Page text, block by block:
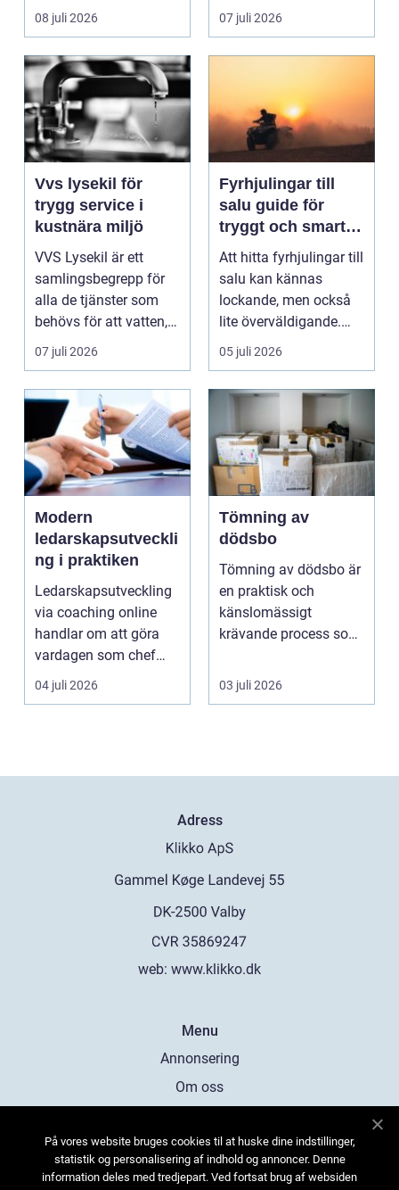
08 juli 2026
ladda hemma på ett
säk...
07 juli 2026
Vvs lysekil för
trygg service i
kustnära miljö
VVS Lysekil är ett
samlingsbegrepp för
alla de tjänster som
behövs för att vatten,
värme och avlopp ...
07 juli 2026
Fyrhjulingar till
salu guide för
tryggt och smart
köp
Att hitta fyrhjulingar till
salu kan kännas
lockande, men också
lite överväldigande.
Utbudet är stor...
05 juli 2026
Modern
ledarskapsutveckli
ng i praktiken
Ledarskapsutveckling
via coaching online
handlar om att göra
vardagen som chef
både mer h...
04 juli 2026
Tömning av
dödsbo
Tömning av dödsbo är
en praktisk och
känslomässigt
krävande process som
gång ell...
03 juli 2026
Adress
web: www.klikko.dk
Menu
Annonsering
Om oss
Kontakta oss
Sitemap
På vores website bruges cookies til at huske dine indstillinger,
statistik og personalisering af indhold og annoncer. Denne
information deles med tredjepart. Ved fortsat brug af websiden